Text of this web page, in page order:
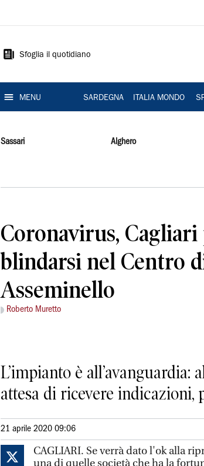
Sardegna
Sfoglia il quotidiano
MENU SARDEGNA ITALIA MONDO
Sassari Alghero
Coronavirus,
blindarsi nel Centro
Asseminello
Roberto Muretto
L’impianto è
attesa di ricevere indicazioni,
21 aprile 2020 09:06
CAGLIARI. Se verrà dato l'ok alla
una di quelle società che ha la